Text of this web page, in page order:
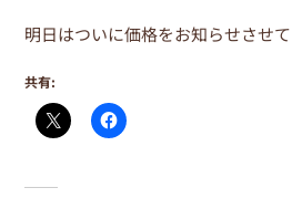
明日はついに価格をお知らせさせ
共有: